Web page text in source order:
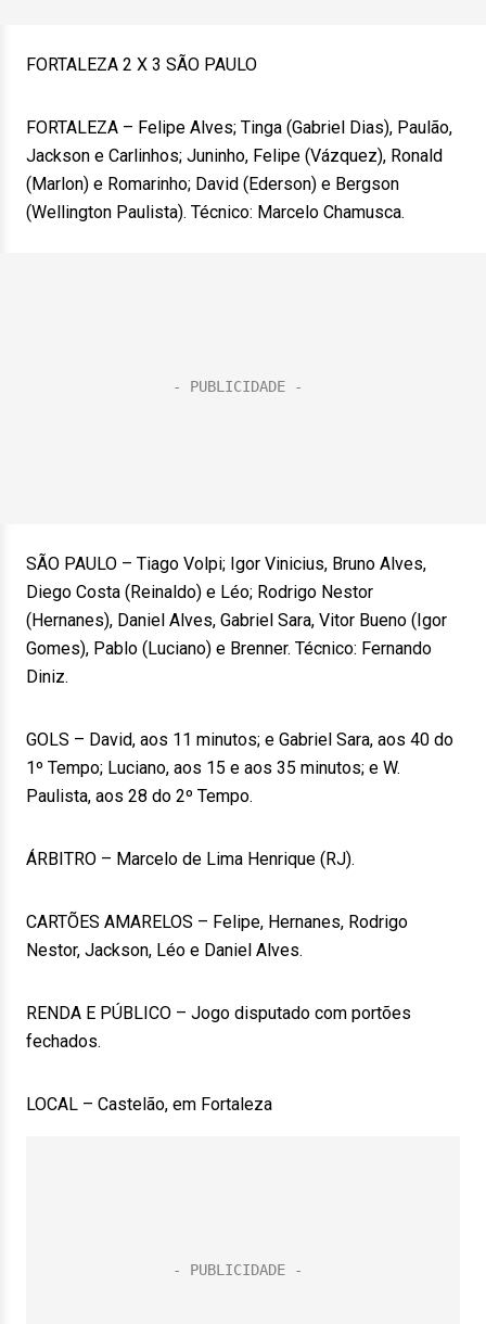
FORTALEZA 2 X 3 SÃO PAULO
FORTALEZA – Felipe Alves; Tinga (Gabriel Dias), Paulão,
Jackson e Carlinhos; Juninho, Felipe (Vázquez), Ronald
(Marlon) e Romarinho; David (Ederson) e Bergson
(Wellington Paulista). Técnico: Marcelo Chamusca.
SÃO PAULO – Tiago Volpi; Igor Vinicius, Bruno Alves,
Diego Costa (Reinaldo) e Léo; Rodrigo Nestor
(Hernanes), Daniel Alves, Gabriel Sara, Vitor Bueno (Igor
Gomes), Pablo (Luciano) e Brenner. Técnico: Fernando
Diniz.
GOLS – David, aos 11 minutos; e Gabriel Sara, aos 40 do
1º Tempo; Luciano, aos 15 e aos 35 minutos; e W.
Paulista, aos 28 do 2º Tempo.
ÁRBITRO – Marcelo de Lima Henrique (RJ).
CARTÕES AMARELOS – Felipe, Hernanes, Rodrigo
Nestor, Jackson, Léo e Daniel Alves.
RENDA E PÚBLICO – Jogo disputado com portões
fechados.
LOCAL – Castelão, em Fortaleza